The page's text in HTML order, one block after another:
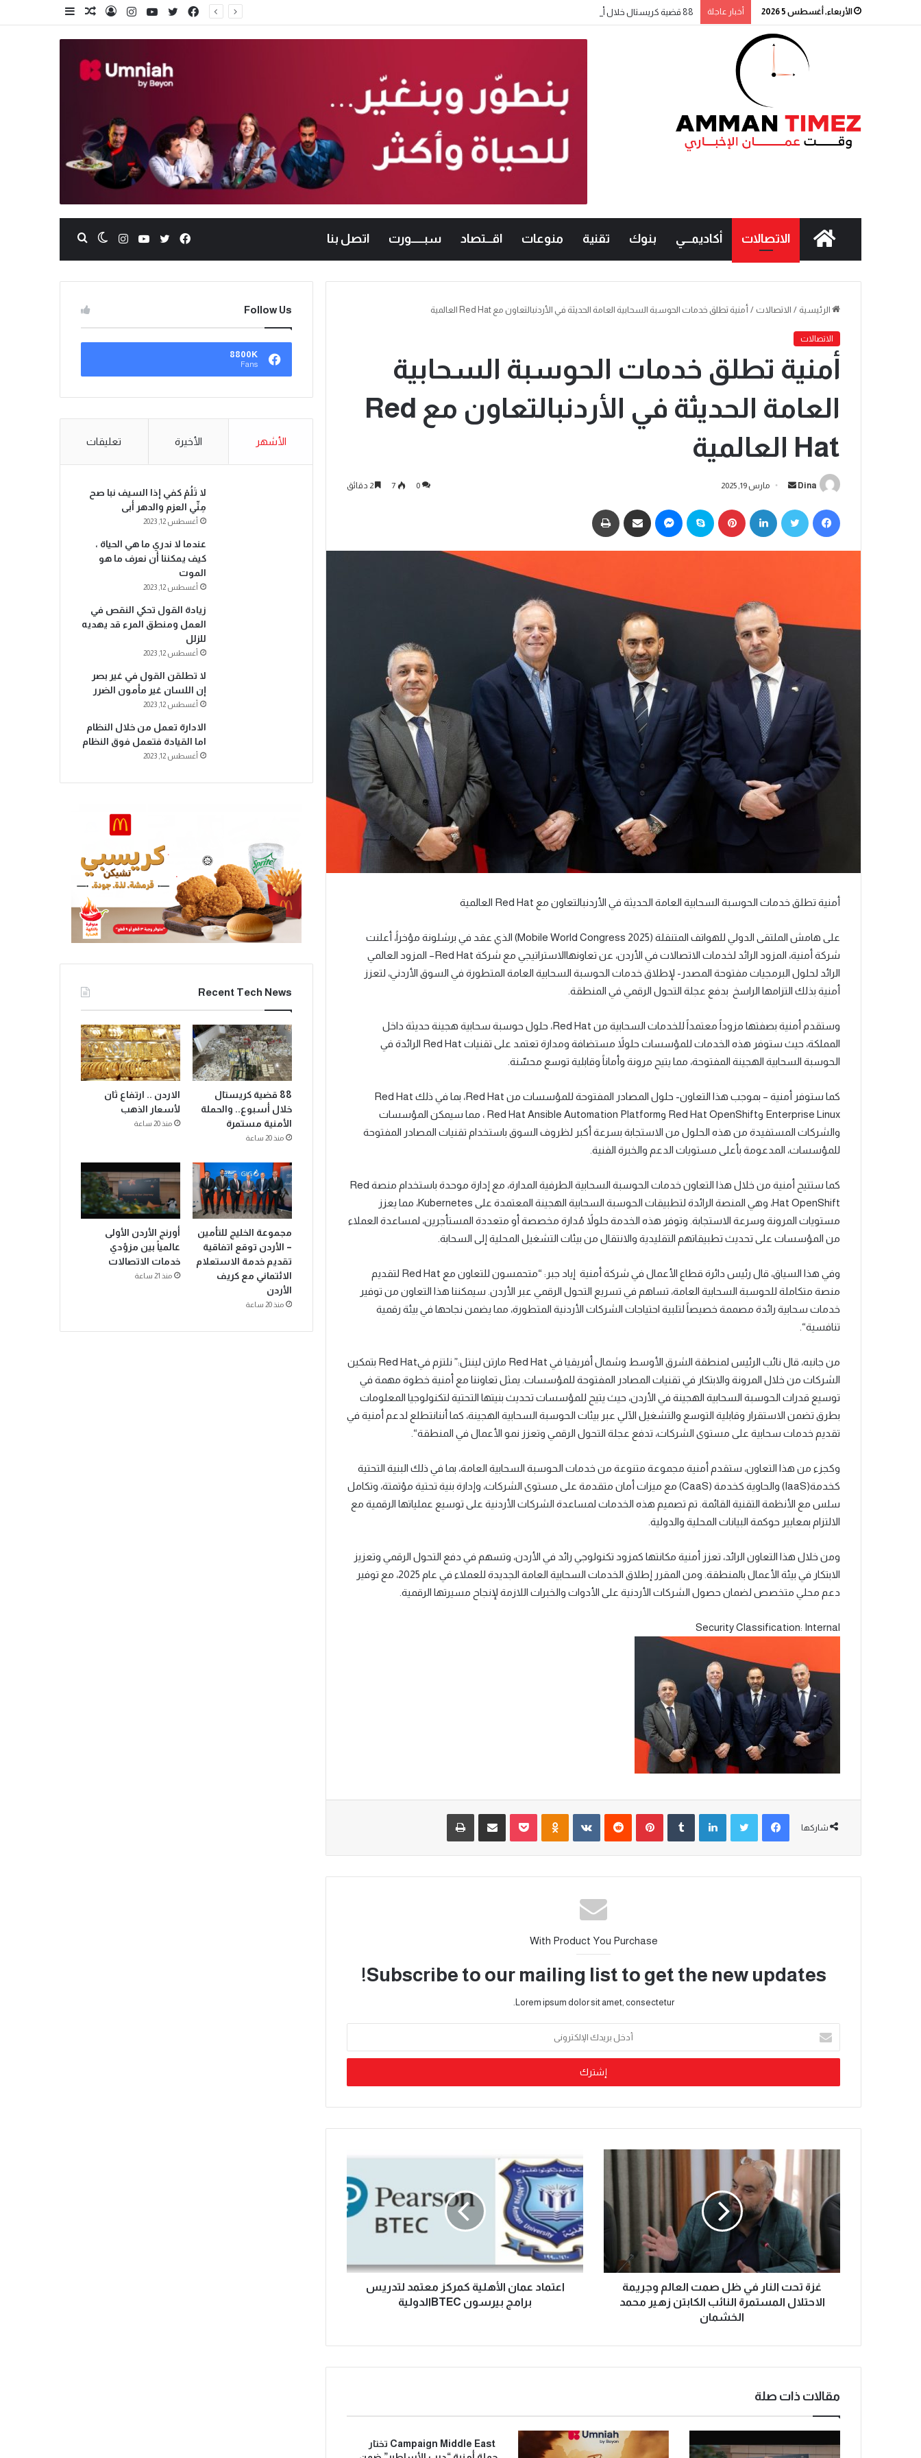
الأربعاء, أغسطس 5 2026 أخبار عاجلة 88 قضية كريستال خلال أسبوع.. والحملة الأمنية مستمرة
الاتصالات أكاديمـــي بنوك تقنية منوعات اقـــتصاد سبــــــورت اتصل بنا
الرئيسية / الاتصالات / أمنية تطلق خدمات الحوسبة السحابية العامة الحديثة في الأردنبالتعاون مع Red Hat العالمية
الاتصالات
أمنية تطلق خدمات الحوسبة السحابية
العامة الحديثة في الأردنبالتعاون مع Red
Hat العالمية
Dina مارس 19, 2025 0
7
أمنية تطلق خدمات الحوسبة السحابية العامة الحديثة في الأردنبالتعاون مع Red Hat العالمية
على هامش الملتقى الدولي للهواتف المتنقلة (Mobile World Congress 2025) الذي عقد في برشلونة مؤخراً، أعلنت
شركة أمنية، المزود الرائد لخدمات الاتصالات في الأردن، عن تعاونهاالاستراتيجي مع شركة Red Hat
– المزود العالمي
الرائد لحلول البرمجيات مفتوحة المصدر- لإطلاق خدمات الحوسبة السحابية العامة المتطورة في السوق الأردني، لتعزز
أمنية بذلك التزامها الراسخ بدفع عجلة التحول الرقمي في المنطقة
وستقدم أمنية بصفتها مزوداً معتمداً للخدمات السحابية من Red Hat، حلول حوسبة سحابية هجينة حديثة داخل
المملكة، حيث ستوفر هذه الخدمات للمؤسسات حلولاً مستضافة ومدارة تعتمد على تقنيات
الرائدة في
الحوسبة السحابية الهجينة المفتوحة، مما يتيح مرونة وأماناً وقابلية توسع محسّنة
كما ستوفر أمنية – بموجب هذا التعاون- حلول المصادر المفتوحة للمؤسسات من ، بما في ذلك Red Hat
Enterprise Linux وRed Hat OpenShift وRed Hat Ansible Automation Platform ، مما سيمكن المؤسسات
والشركات المستفيدة من هذه الحلول من الاستجابة بسرعة أكبر لظروف السوق باستخدام تقنيات المصادر المفتوحة
للمؤسسات، المدعومة بأعلى مستويات الدعم والخبرة الفنية
كما ستتيح أمنية من خلال هذا التعاون خدمات الحوسبة السحابية الطرفية المدارة، مع إدارة موحدة باستخدام منصة Red
Hat OpenShift، وهي المنصة الرائدة لتطبيقات الحوسبة السحابية الهجينة المعتمدة على Kubernetes، مما يعزز
مستويات المرونة وسرعة الاستجابة. وتوفر هذه الخدمة حلولاً مُدارة مخصصة أو متعددة المستأجرين، لمساعدة العملاء
من المؤسسات على تحديث تطبيقاتهم التقليدية والانتقال من بيئات التشغيل المحلية إلى السحابة
وفي هذا السياق، قال رئيس دائرة قطاع الأعمال في شركة أمنية إياد جبر: “متحمسون للتعاون مع
لتقديم
منصة متكاملة للحوسبة السحابية العامة، تساهم في تسريع التحول الرقمي عبر الأردن. سيمكننا هذا التعاون من توفير
خدمات سحابية رائدة مصممة خصيصاً لتلبية احتياجات الشركات الأردنية المتطورة، مما يضمن نجاحها في بيئة رقمية
تنافسية“.
من جانبه، قال نائب الرئيس لمنطقة الشرق الأوسط وشمال أفريقيا في Red Hat مارتن لينتل:” نلتزم فيRed Hat بتمكين
الشركات من خلال المرونة والابتكار في تقنيات المصادر المفتوحة للمؤسسات. يمثل تعاوننا مع أمنية خطوة مهمة في
توسيع قدرات الحوسبة السحابية الهجينة في الأردن، حيث يتيح للمؤسسات تحديث بنيتها التحتية لتكنولوجيا المعلومات
بطرق تضمن الاستقرار وقابلية التوسع والتشغيل الآلي عبر بيئات الحوسبة السحابية الهجينة، كما أننانتطلع لدعم أمنية في
تقديم خدمات سحابية على مستوى الشركات، تدفع عجلة التحول الرقمي وتعزز نمو الأعمال في المنطقة“.
وكجزء من هذا التعاون، ستقدم أمنية مجموعة متنوعة من خدمات الحوسبة السحابية العامة، بما في ذلك البنية التحتية
كخدمة(IaaS) والحاوية كخدمة (CaaS) مع ميزات أمان متقدمة على مستوى الشركات، وإدارة بنية تحتية مؤتمتة، وتكامل
سلس مع الأنظمة التقنية القائمة. تم تصميم هذه الخدمات لمساعدة الشركات الأردنية على توسيع عملياتها الرقمية مع
الالتزام بمعايير حوكمة البيانات المحلية والدولية
ومن خلال هذا التعاون الرائد، تعزز أمنية مكانتها كمزود تكنولوجي رائد في الأردن، وتسهم في دفع التحول الرقمي وتعزيز
الابتكار في بيئة الأعمال بالمنطقة. ومن المقرر إطلاق الخدمات السحابية العامة الجديدة للعملاء في عام 2025، مع توفير
دعم محلي متخصص لضمان حصول الشركات الأردنية على الأدوات والخبرات اللازمة لإنجاح مسيرتها الرقمية
Security Classification: Internal
شاركها
With Product You Purchase
Subscribe to our mailing list to get the new updates!
Lorem ipsum dolor sit amet, consectetur.
غزة تحت النار في ظل صمت العالم وجريمة
الاحتلال المستمرة النائب الكابتن زهير محمد
الخشمان
اعتماد عمان الأهلية كمركز معتمد لتدريس
برامج بيرسون BTECالدولية
مقالات ذات صلة
Campaign Middle East تختار
Follow Us
8800K
Fans
الأشهر الأخيرة تعليقات
لا تَلُمْ كفي إذا السيف نبا صح
مِنِّي العزم والدهر أبى
أغسطس 12, 2023
عندما لا ندري ما هي الحياة ،
كيف يمكننا أن نعرف ما هو
الموت
أغسطس 12, 2023
زيادة القول تحكي النقص في
العمل ومنطق المرء قد يهديه
للزلل
أغسطس 12, 2023
لا تطلقن القول في غير بصر
إن اللسان غير مأمون الضرر
أغسطس 12, 2023
الادارة تعمل من خلال النظام
اما القيادة فتعمل فوق النظام
أغسطس 12, 2023
Recent Tech News
88 قضية كريستال
خلال أسبوع.. والحملة
الأمنية مستمرة
منذ 20 ساعة
الاردن .. ارتفاع ثان
لأسعار الذهب
منذ 20 ساعة
مجموعة الخليج للتأمين
– الأردن توقع اتفاقية
تقديم خدمة الاستعلام
الائتماني مع كريف
الأردن
منذ 20 ساعة
أورنج الأردن الأولى
عالمياً بين مزوّدي
خدمات الاتصالات
منذ 21 ساعة